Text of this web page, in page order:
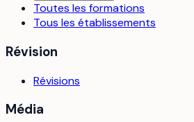
Toutes les formations
Tous les établissements
Révision
Révisions
Média